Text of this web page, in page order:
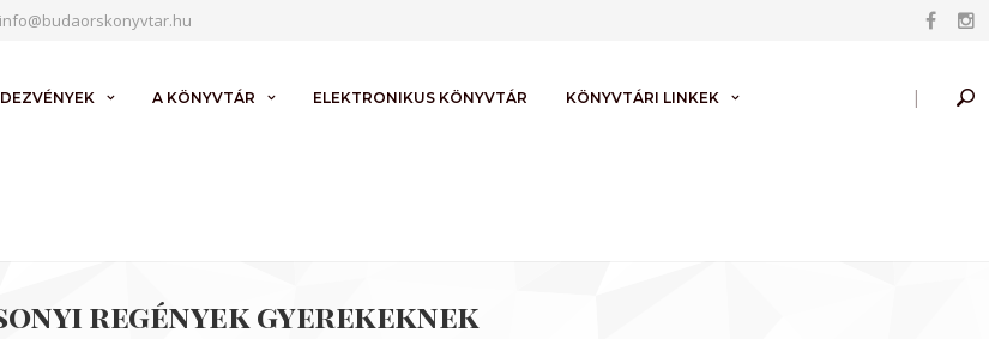
info@budaorskonyvtar.hu
|
A KÖNYVTÁR ELEKTRONIKUS KÖNYVTÁR KÖNYVTÁRI LINKEK
regények gyerekeknek